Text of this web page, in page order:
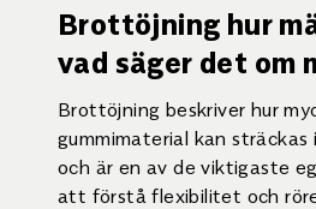
Brottöjning hur
vad säger det om
Brottöjning beskriver hur
gummimaterial kan
och är en av de viktigaste
att förstå flexibilitet och